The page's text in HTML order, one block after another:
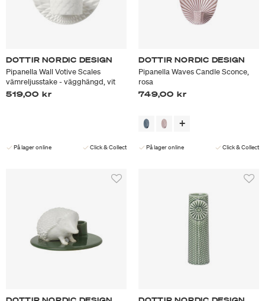
DOTTIR NORDIC DESIGN
Pipanella Wall Votive Scales
vämreljusstake - vägghängd, vit
519,00 kr
På lager online Click & Collect
DOTTIR NORDIC DESIGN
Pipanella Waves Candle Sconce,
rosa
749,00 kr
På lager online Click & Collect